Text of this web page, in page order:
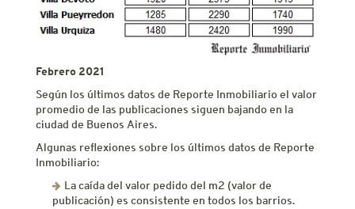
Febrero 2021
Según los últimos datos de Reporte Inmobiliario el valor
promedio de las publicaciones siguen bajando en la
ciudad de Buenos Aires.
Algunas reflexiones sobre los últimos datos de Reporte
Inmobiliario:
La caída del valor pedido del m2 (valor de
publicación) es consistente en todos los barrios.